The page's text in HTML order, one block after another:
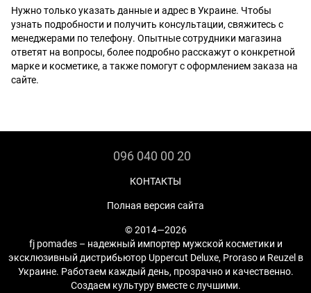
Нужно только указать данные и адрес в Украине. Чтобы
узнать подробности и получить консультации, свяжитесь с
менеджерами по телефону. Опытные сотрудники магазина
ответят на вопросы, более подробно расскажут о конкретной
марке и косметике, а также помогут с оформлением заказа на
сайте.
096 040 00 20
КОНТАКТЫ
Полная версия сайта
© 2014—2026
fj pomades – надежный импортер мужской косметики и
эксклюзивный дистрибьютор Uppercut Deluxe, Proraso и Reuzel в
Украине. Работаем каждый день, прозрачно и качественно.
Создаем культуру вместе с лучшими.